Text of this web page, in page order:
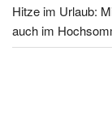
Hitze im Urlaub:
auch im